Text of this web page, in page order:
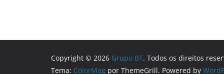
Copyright © 2026 Grupo BT. Todos os direitos
Tema: ColorMag por ThemeGrill. Powered by